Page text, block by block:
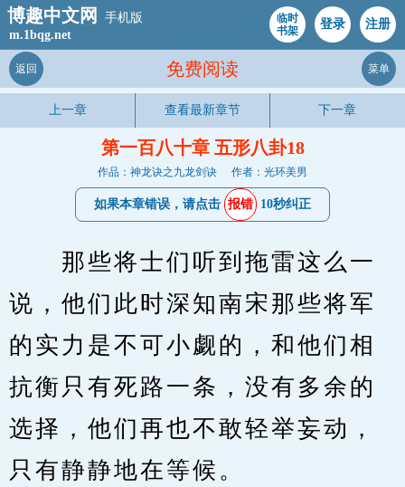
博趣中文网
手机版
m.1bqg.net
临时
书架
登录 注册
免费阅读
返回 菜单
上一章 查看最新章节 下一章
第一百八十章 五形八卦18
作品：神龙诀之九龙剑诀 作者：光环美男
如果本章错误，请点击 报错 10秒纠正
那些将士们听到拖雷这么一
说，他们此时深知南宋那些将军
的实力是不可小觑的，和他们相
抗衡只有死路一条，没有多余的
选择，他们再也不敢轻举妄动，
只有静静地在等候。